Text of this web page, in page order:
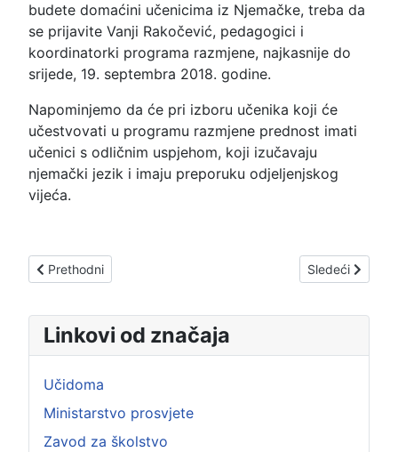
budete domaćini učenicima iz Njemačke, treba da
se prijavite Vanji Rakočević, pedagogici i
koordinatorki programa razmjene, najkasnije do
srijede, 19. septembra 2018. godine.
Napominjemo da će pri izboru učenika koji će
učestvovati u programu razmjene prednost imati
učenici s odličnim uspjehom, koji izučavaju
njemački jezik i imaju preporuku odjeljenjskog
vijeća.
Prethodni članak: OBAVJEŠTENJE
Prethodni Sledeći članak:
Sledeći
Linkovi od značaja
Učidoma
Ministarstvo prosvjete
Zavod za školstvo